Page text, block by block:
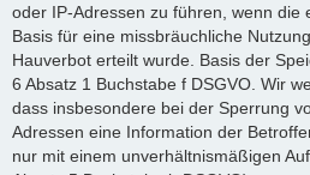
oder IP-Adressen zu führen, wenn die
Basis für eine missbräuchliche
Hauverbot erteilt wurde. Basis der
6 Absatz 1 Buchstabe f DSGVO. Wir
dass insbesondere bei der Sperrung
Adressen eine Information der
nur mit einem unverhältnismäßigen